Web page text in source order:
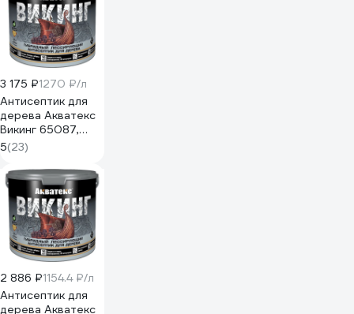
3 175 ₽1270 ₽/л
Антисептик для
дерева Акватекс
Викинг 65087,
лессирующий,
полуматовый, 2,5
л, палисандр
272527
5(23)
2 886 ₽1154.4 ₽/л
Антисептик для
дерева Акватекс